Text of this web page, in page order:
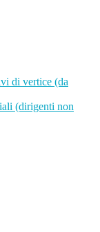
di vertice (da
(dirigenti non